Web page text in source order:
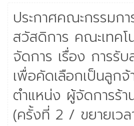
ประกาศคณะกรรมกา
สวัสดิการ คณะเทคโ
จัดการ เรื่อง การรั
เพื่อคัดเลือกเป็นลูกจ้
ตำแหน่ง ผู้จัดการร้า
(ครั้งที่ 2 / ขยายเวล